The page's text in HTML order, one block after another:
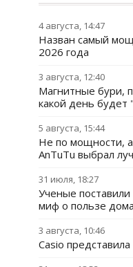
4 августа, 14:47
Назван самый
2026 года
3 августа, 12:40
Магнитные бури,
какой день будет
5 августа, 15:44
Не по мощности,
AnTuTu выбрал
31 июля, 18:27
Ученые
миф о пользе
3 августа, 10:46
Casio